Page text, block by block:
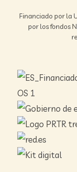
Financiado por la
por los fondos